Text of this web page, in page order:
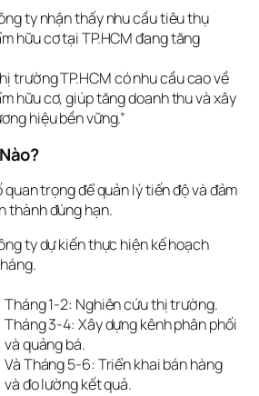
ty nhận thấy nhu cầu tiêu thụ
hữu cơ tại TP.HCM đang tăng
trường TP.HCM có nhu cầu cao về
hữu cơ, giúp tăng doanh thu và xây
hiệu bền vững.”
trọng để quản lý tiến độ và đảm
thành đúng hạn.
ty dự kiến thực hiện kế hoạch
Tháng 1-2: Nghiên cứu thị trường.
Tháng 3-4: Xây dựng kênh phân phối
và quảng bá.
Và Tháng 5-6: Triển khai bán hàng
và đo lường kết quả.